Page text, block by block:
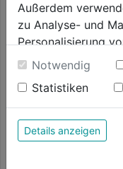
Außerdem
zu Analyse- und
Personalisierung
Einwilligung
unter anderem
Durch Klick auf
der Verwendung
anzeigen" findest
unterschiedlichen
Konfigurieren"
Notwendig
Statistiken
Details anzeigen